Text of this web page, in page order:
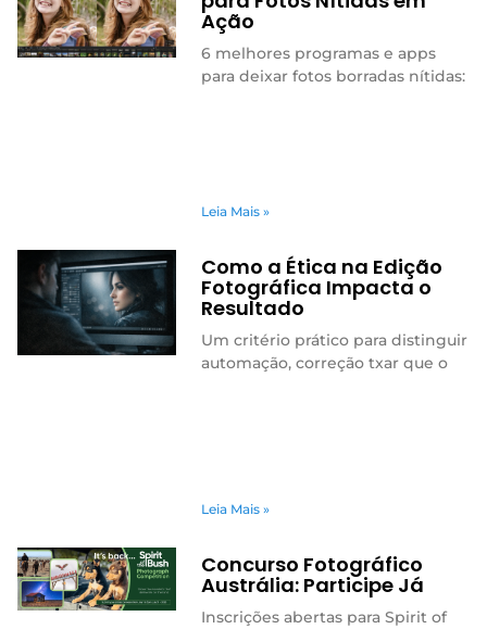
Ação
6 melhores programas e apps
para deixar fotos borradas nítidas:
Leia Mais »
Como a Ética na Edição
Fotográfica Impacta o
Resultado
Um critério prático para distinguir
automação, correção txar que o
Leia Mais »
Concurso Fotográfico
Austrália: Participe Já
Inscrições abertas para Spirit of